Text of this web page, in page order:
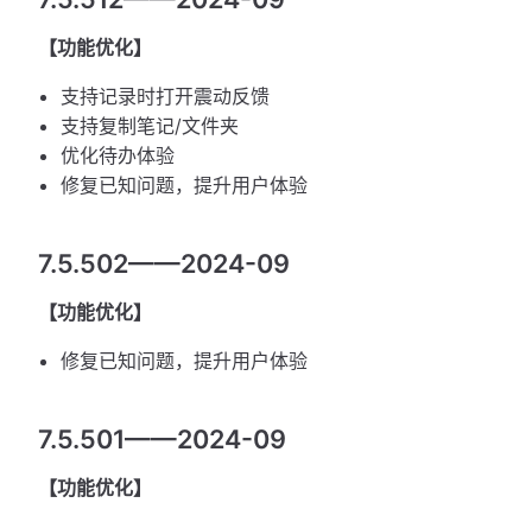
【功能优化】
支持记录时打开震动反馈
支持复制笔记/文件夹
优化待办体验
修复已知问题，提升用户体验
7.5.502——2024-09
【功能优化】
修复已知问题，提升用户体验
7.5.501——2024-09
【功能优化】